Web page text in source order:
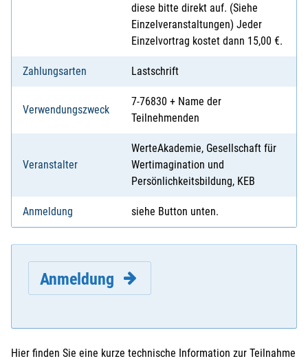
diese bitte direkt auf. (Siehe
Einzelveranstaltungen) Jeder
Einzelvortrag kostet dann 15,00 €.
Zahlungsarten Lastschrift
Verwendungszweck
7-76830 + Name der
Teilnehmenden
Veranstalter
WerteAkademie, Gesellschaft für
Wertimagination und
Persönlichkeitsbildung, KEB
Anmeldung siehe Button unten.
Anmeldung
Hier finden Sie eine kurze technische Information zur Teilnahme